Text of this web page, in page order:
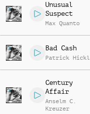
Unusual
Suspect
Max Quanto
Bad Cash
Patrick Hickl
Century
Affair
Anselm C.
Kreuzer